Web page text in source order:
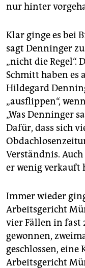
nur hinter
Klar ginge es bei
sagt Denninger
„nicht die Regel“.
Schmitt haben es
Hildegard
„ausflippen“,
„Was Denninger
Dafür, dass sich
Verständnis.
er wenig verkauft
Immer wieder
Arbeitsgericht
vier Fällen in fast
gewonnen,
geschlossen, eine
Arbeitsgericht